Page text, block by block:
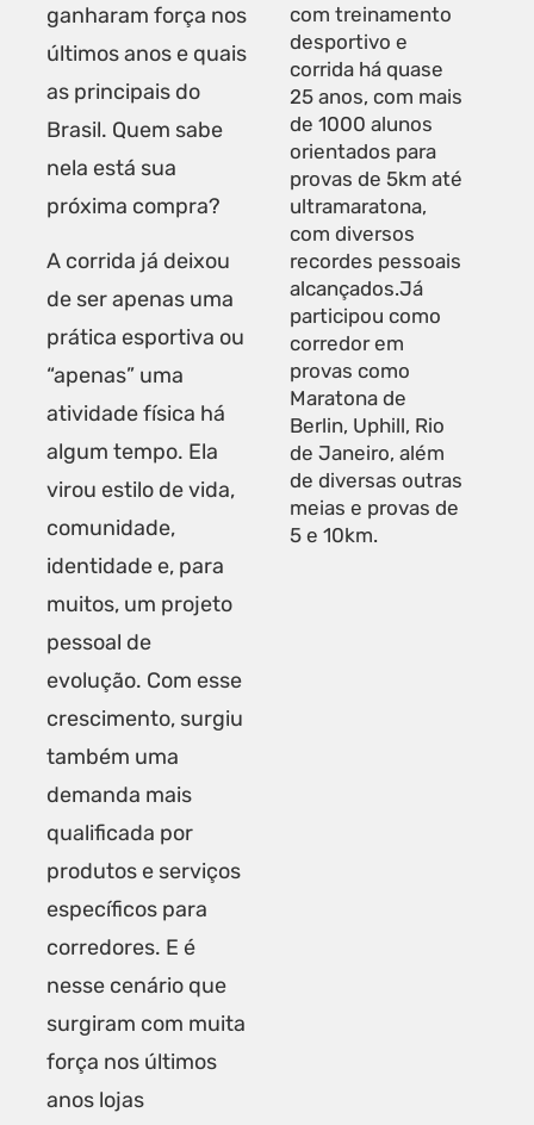
ganharam força nos
últimos anos e quais
as principais do
Brasil. Quem sabe
nela está sua
próxima compra?
A corrida já deixou
de ser apenas uma
prática esportiva ou
“apenas” uma
atividade física há
algum tempo. Ela
virou estilo de vida,
comunidade,
identidade e, para
muitos, um projeto
pessoal de
evolução. Com esse
crescimento, surgiu
também uma
demanda mais
qualificada por
produtos e serviços
específicos para
corredores. E é
nesse cenário que
surgiram com muita
força nos últimos
anos lojas
com treinamento
desportivo e
corrida há quase
25 anos, com mais
de 1000 alunos
orientados para
provas de 5km até
ultramaratona,
com diversos
recordes pessoais
alcançados.Já
participou como
corredor em
provas como
Maratona de
Berlin, Uphill, Rio
de Janeiro, além
de diversas outras
meias e provas de
5 e 10km.